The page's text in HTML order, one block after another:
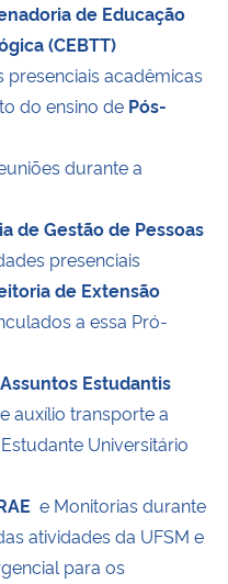
de Educação
(CEBTT)
presenciais acadêmicas
do ensino de Pós-
durante a
de Gestão de Pessoas
presenciais
de Extensão
a essa Pró-
Estudantis
auxílio transporte a
Universitário
e Monitorias durante
atividades da UFSM e
para os